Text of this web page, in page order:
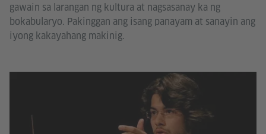
gawain sa larangan ng kultura at nagsasanay ka ng
bokabularyo. Pakinggan ang isang panayam at sanayin ang
iyong kakayahang makinig.